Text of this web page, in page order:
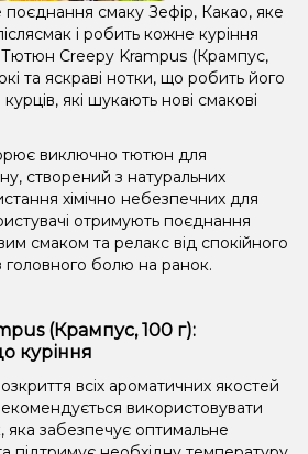
поєднання смаку Зефір, Какао, яке
і робить кожне куріння
Creepy Krampus (Крампус,
та яскраві нотки, що робить його
які шукають нові смакові
виключно тютюн для
створений з натуральних
хімічно небезпечних для
отримують поєднання
смаком та релакс від спокійного
болю на ранок.
(Крампус, 100 г):
куріння
всіх ароматичних якостей
використовувати
яка забезпечує оптимальне